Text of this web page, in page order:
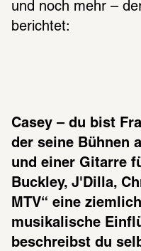
und noch mehr –
berichtet:
Casey – du bist
der seine Bühnen
und einer Gitarre
Buckley, J'Dilla,
MTV“ eine
musikalische
beschreibst du